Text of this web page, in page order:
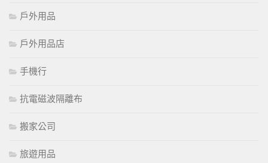
戶外用品
戶外用品店
手機行
抗電磁波隔離布
搬家公司
旅遊用品